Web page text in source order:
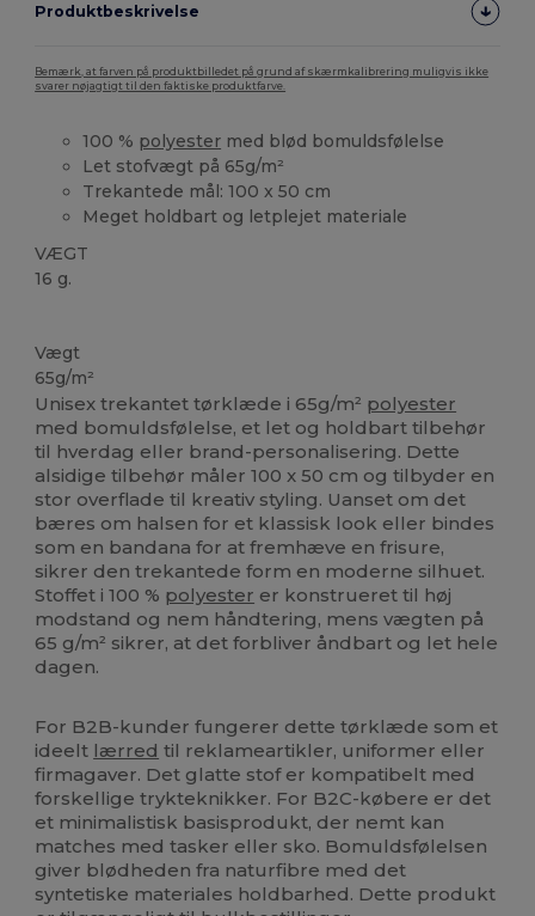
Produktbeskrivelse
Bemærk, at farven på produktbilledet på grund af skærmkalibrering muligvis ikke
svarer nøjagtigt til den faktiske produktfarve.
100 % polyester med blød bomuldsfølelse
Let stofvægt på 65g/m²
Trekantede mål: 100 x 50 cm
Meget holdbart og letplejet materiale
VÆGT
16 g.
Vægt
65g/m²
Unisex trekantet tørklæde i 65g/m² polyester
med bomuldsfølelse, et let og holdbart tilbehør
til hverdag eller brand-personalisering. Dette
alsidige tilbehør måler 100 x 50 cm og tilbyder en
stor overflade til kreativ styling. Uanset om det
bæres om halsen for et klassisk look eller bindes
som en bandana for at fremhæve en frisure,
sikrer den trekantede form en moderne silhuet.
Stoffet i 100 % polyester er konstrueret til høj
modstand og nem håndtering, mens vægten på
65 g/m² sikrer, at det forbliver åndbart og let hele
dagen.
For B2B-kunder fungerer dette tørklæde som et
ideelt lærred til reklameartikler, uniformer eller
firmagaver. Det glatte stof er kompatibelt med
forskellige trykteknikker. For B2C-købere er det
et minimalistisk basisprodukt, der nemt kan
matches med tasker eller sko. Bomuldsfølelsen
giver blødheden fra naturfibre med det
syntetiske materiales holdbarhed. Dette produkt